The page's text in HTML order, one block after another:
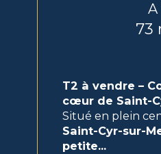
A
73
T2 à vendre –
cœur de Saint-
Situé en plein
Saint-Cyr-sur-
petite...